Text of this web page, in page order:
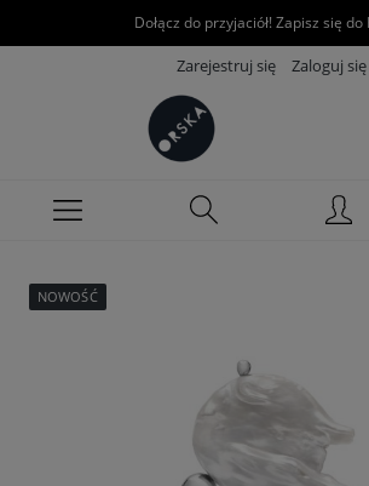
Dołącz do przyjaciół! Zapisz się do
Zarejestruj się Zaloguj się
NOWOŚĆ